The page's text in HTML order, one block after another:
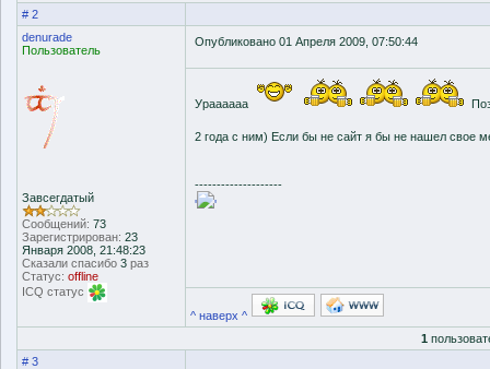
# 2
denurade
Пользователь
Завсегдатый
Сообщений: 73
Зарегистрирован: 23
Января 2008, 21:48:23
Сказали спасибо 3 раз
Статус: offline
ICQ статус
Опубликовано 01 Апреля 2009, 07:50:44
Ураааааа
2 года с ним) Если бы не сайт я бы не нашел свое
--------------------
'
'
^ наверх ^
1
# 3